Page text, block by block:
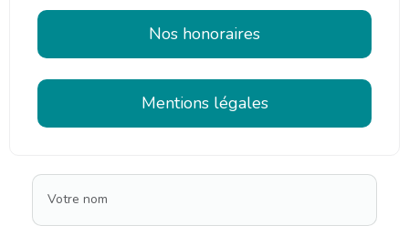
Nos honoraires
Mentions légales
Votre nom